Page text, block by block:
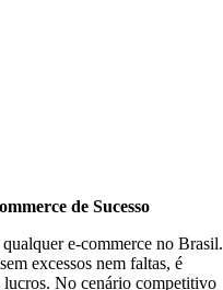
de Sucesso
e-commerce no Brasil.
excessos nem faltas, é
lucros. No cenário competitivo